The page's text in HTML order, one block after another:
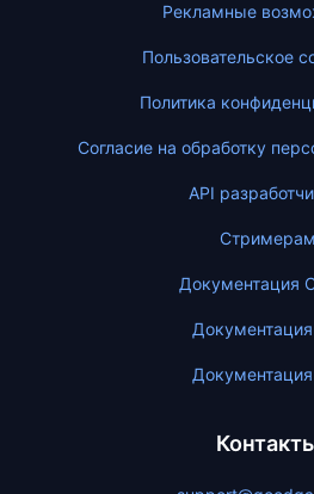
Рекламные
Пользовательское
Политика
Согласие на обработку
API
Стримерам
Документация